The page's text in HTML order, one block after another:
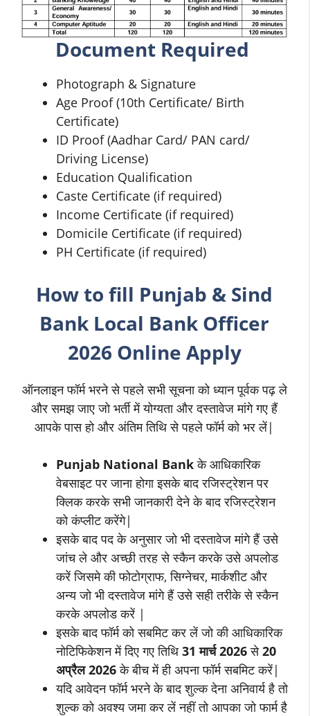
Document Required
Photograph & Signature
Age Proof (10th Certificate/ Birth
Certificate)
ID Proof (Aadhar Card/ PAN card/
Driving License)
Education Qualification
Caste Certificate (if required)
Income Certificate (if required)
Domicile Certificate (if required)
PH Certificate (if required)
How to fill Punjab & Sind
Bank Local Bank Officer
2026 Online Apply
ऑनलाइन फॉर्म भरने से पहले सभी सूचना को ध्यान पूर्वक पढ़ ले
और समझ जाए जो भर्ती में योग्यता और दस्तावेज मांगे गए हैं
आपके पास हो और अंतिम तिथि से पहले फॉर्म को भर लें|
Punjab National Bankके आधिकारिक
वेबसाइट पर जाना होगा इसके बाद रजिस्ट्रेशन पर
क्लिक करके सभी जानकारी देने के बाद रजिस्ट्रेशन
को कंप्लीट करेंगे|
इसके बाद पद के अनुसार जो भी दस्तावेज मांगे हैं उसे
जांच ले और अच्छी तरह से स्कैन करके उसे अपलोड
करें जिसमे की फोटोग्राफ, सिग्नेचर, मार्कशीट और
अन्य जो भी दस्तावेज मांगे हैं उसे सही तरीके से स्कैन
करके अपलोड करें |
इसके बाद फॉर्म को सबमिट कर लें जो की आधिकारिक
नोटिफिकेशन में दिए गए तिथि 31मार्च2026से20
अप्रैल 2026के बीच में ही अपना फॉर्म सबमिट करें|
यदि आवेदन फॉर्म भरने के बाद शुल्क देना अनिवार्य है तो
शुल्क को अवश्य जमा कर लें नहीं तो आपका जो फार्म है